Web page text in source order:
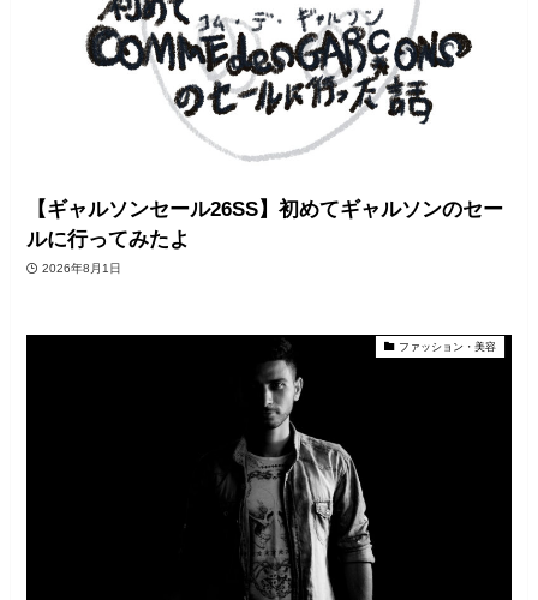
【ギャルソンセール26SS】初めてギャルソンのセー
ルに行ってみたよ
2026年8月1日
ファッション・美容